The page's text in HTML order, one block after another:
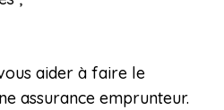
aider à faire le
assurance emprunteur.